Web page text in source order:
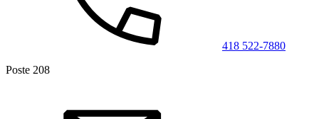
418 522-7880
Poste 208